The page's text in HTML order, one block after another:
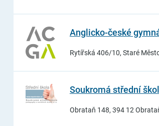
Anglicko-české
Rytířská 406/10, Staré
Soukromá střední
Obrataň 148, 394 12